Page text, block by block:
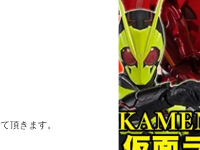
頂きます。